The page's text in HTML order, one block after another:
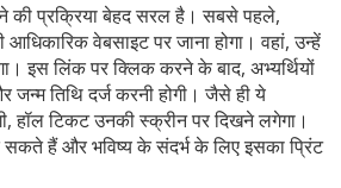
की प्रक्रिया बेहद सरल है। सबसे पहले,
वेबसाइट पर जाना होगा। वहां, उन्हें
इस लिंक पर क्लिक करने के बाद, अभ्यर्थियों
तिथि दर्ज करनी होगी। जैसे ही ये
हॉल टिकट उनकी स्क्रीन पर दिखने लगेगा।
हैं और भविष्य के संदर्भ के लिए इसका प्रिंट